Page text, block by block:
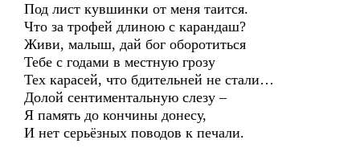
Под лист кувшинки от меня таится.
Что за трофей длиною с карандаш?
Живи, малыш, дай бог оборотиться
Тебе с годами в местную грозу
Тех карасей, что бдительней не стали…
Долой сентиментальную слезу –
Я память до кончины донесу,
И нет серьёзных поводов к печали.